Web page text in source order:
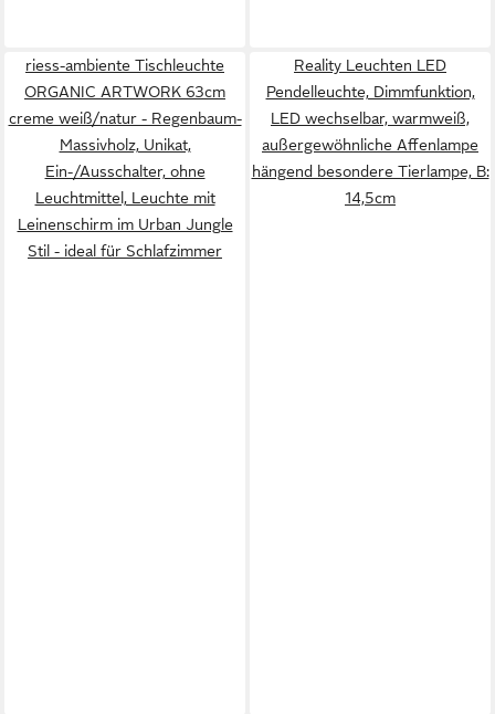
riess-ambiente Tischleuchte
ORGANIC ARTWORK 63cm
creme weiß/natur - Regenbaum-
Massivholz, Unikat,
Ein-/Ausschalter, ohne
Leuchtmittel, Leuchte mit
Leinenschirm im Urban Jungle
Stil - ideal für Schlafzimmer
Reality Leuchten LED
Pendelleuchte, Dimmfunktion,
LED wechselbar, warmweiß,
außergewöhnliche Affenlampe
hängend besondere Tierlampe, B:
14,5cm